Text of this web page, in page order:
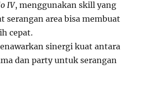
IV, menggunakan skill yang
serangan area bisa membuat
cepat.
sinergi kuat antara
dan party untuk serangan